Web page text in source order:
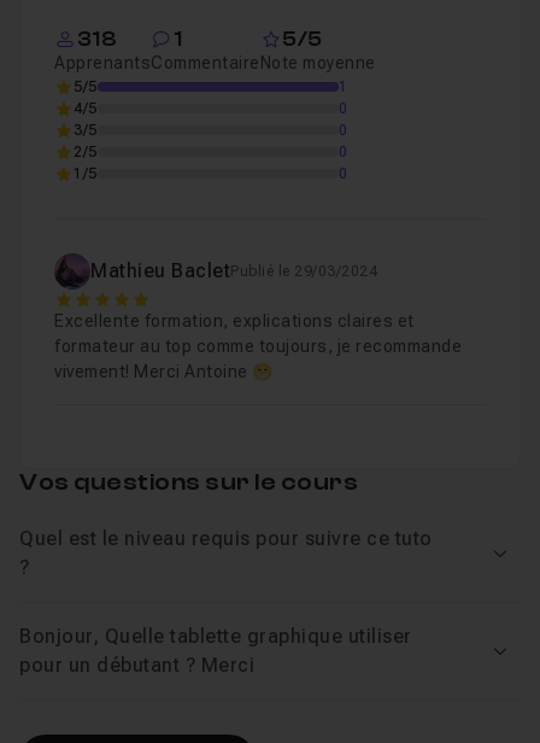
Chapitre 2 : Réalisation du paint over
318
Apprenants
1
Commentaire
5/5
Note moyenne
5/5
1
4/5
0
3/5
0
2/5
0
1/5
0
Mathieu Baclet Publié le 29/03/2024
5
Excellente formation, explications claires et
formateur au top comme toujours, je recommande
vivement! Merci Antoine 😁
Vos questions sur le cours
Quel est le niveau requis pour suivre ce tuto
?
Bonjour, Quelle tablette graphique utiliser
pour un débutant ? Merci